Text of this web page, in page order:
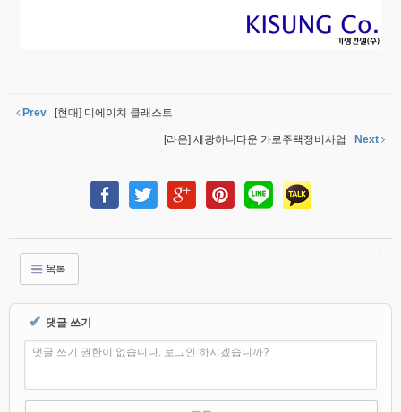
Prev [현대] 디에이치 클래스트
[라온] 세광하니타운 가로주택정비사업 Next
목록
✔ 댓글 쓰기
댓글 쓰기 권한이 없습니다. 로그인 하시겠습니까?